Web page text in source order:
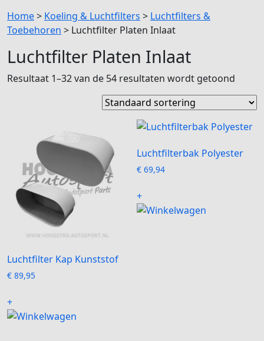
Home> Koeling & Luchtfilters > Luchtfilters &
Toebehoren > Luchtfilter Platen Inlaat
Luchtfilter Platen Inlaat
Resultaat 1–32 van de 54 resultaten wordt getoond
Luchtfilter Kap Kunststof
€ 89,95
+
Luchtfilterbak Polyester
€ 69,94
+